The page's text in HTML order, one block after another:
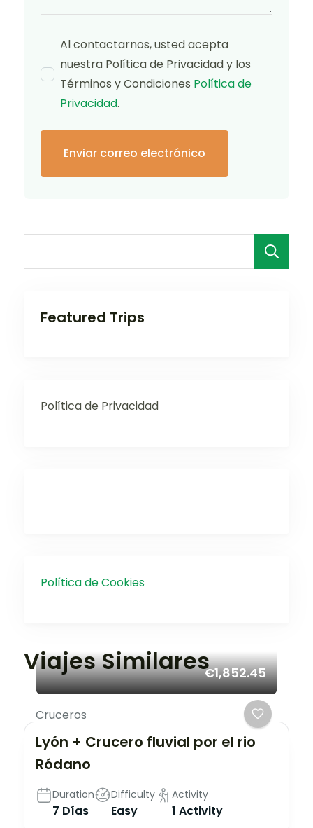
Al contactarnos, usted acepta
nuestra Política de Privacidad y los
Términos y Condiciones Política de
Privacidad.
Featured Trips
Política de Privacidad
Política de Cookies
Viajes Similares€1,852.45
Cruceros
Lyón + Crucero fluvial por el rio
Ródano
Duration
7 Días
Difficulty
Easy
Activity
1 Activity